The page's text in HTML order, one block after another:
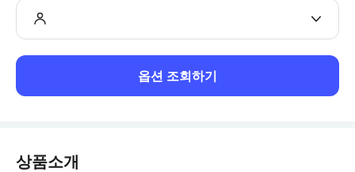
옵션 조회하기
상품소개